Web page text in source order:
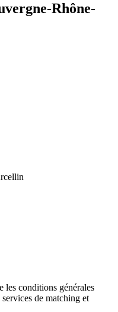
Rhône-
les conditions générales
de matching et